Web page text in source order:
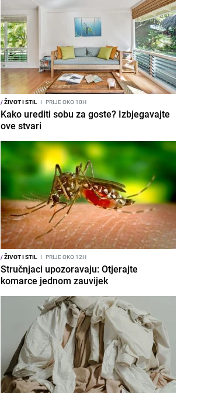
/ŽIVOT I STIL I PRIJE OKO 10H
Kako urediti sobu za goste? Izbjegavajte
ove stvari
/ŽIVOT I STIL I PRIJE OKO 12H
Stručnjaci upozoravaju: Otjerajte
komarce jednom zauvijek